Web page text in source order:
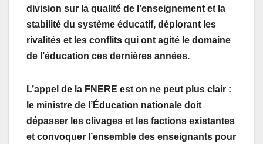
division sur la qualité de l’enseignement et la
stabilité du système éducatif, déplorant les
rivalités et les conflits qui ont agité le domaine
de l’éducation ces dernières années.
L’appel de la FNERE est on ne peut plus clair :
le ministre de l’Éducation nationale doit
dépasser les clivages et les factions existantes
et convoquer l’ensemble des enseignants pour